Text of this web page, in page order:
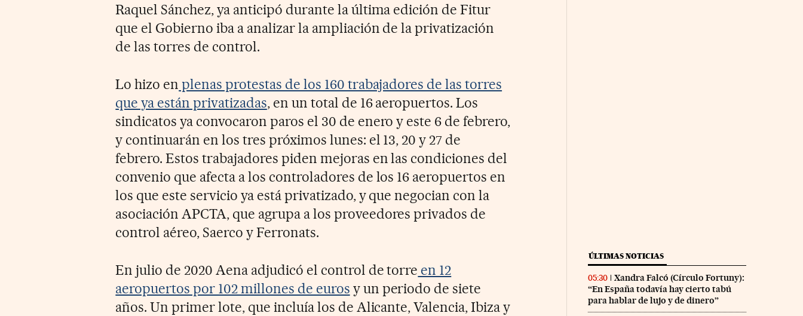
Raquel Sánchez, ya anticipó durante la última edición de Fitur
que el Gobierno iba a analizar la ampliación de la privatización
de las torres de control.
Lo hizo en plenas protestas de los 160 trabajadores de las torres
que ya están privatizadas, en un total de 16 aeropuertos. Los
sindicatos ya convocaron paros el 30 de enero y este 6 de febrero,
y continuarán en los tres próximos lunes: el 13, 20 y 27 de
febrero. Estos trabajadores piden mejoras en las condiciones del
convenio que afecta a los controladores de los 16 aeropuertos en
los que este servicio ya está privatizado, y que negocian con la
asociación APCTA, que agrupa a los proveedores privados de
control aéreo, Saerco y Ferronats.
En julio de 2020 Aena adjudicó el control de torre en 12
aeropuertos por 102 millones de euros y un periodo de siete
años. Un primer lote, que incluía los de Alicante, Valencia, Ibiza y
ÚLTIMAS NOTICIAS
05:30
Xandra Falcó (Círculo Fortuny):
“En España todavía hay cierto tabú
para hablar de lujo y de dinero”